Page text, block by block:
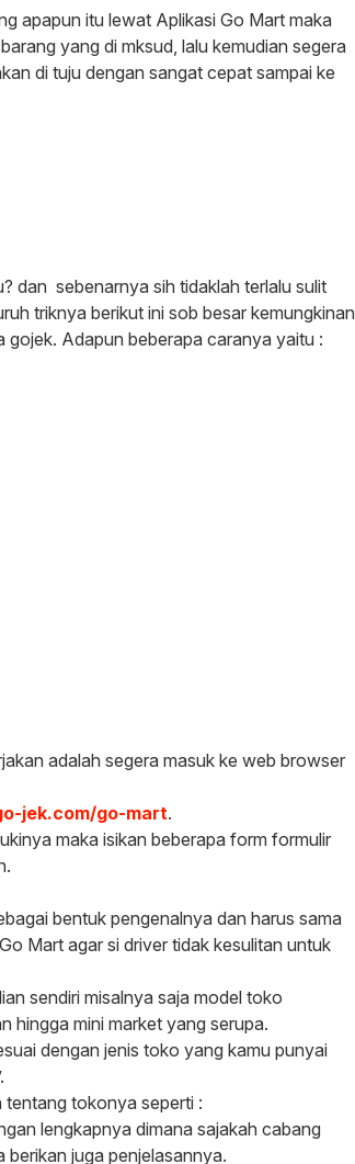
apapun itu lewat Aplikasi Go Mart maka
yang di mksud, lalu kemudian segera
di tuju dengan sangat cepat sampai ke
dan sebenarnya sih tidaklah terlalu sulit
triknya berikut ini sob besar kemungkinan
gojek. Adapun beberapa caranya yaitu :
adalah segera masuk ke web browser
jek.com/go-mart.
maka isikan beberapa form formulir
bentuk pengenalnya dan harus sama
Mart agar si driver tidak kesulitan untuk
sendiri misalnya saja model toko
hingga mini market yang serupa.
dengan jenis toko yang kamu punyai
tentang tokonya seperti :
lengkapnya dimana sajakah cabang
juga penjelasannya.